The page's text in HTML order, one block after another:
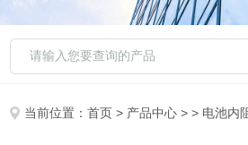
当前位置：首页 > 产品中心 > > 电池内